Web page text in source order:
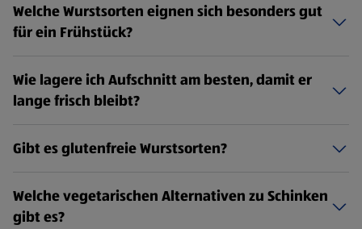
Welche Wurstsorten eignen sich besonders gut
für ein Frühstück?
Wie lagere ich Aufschnitt am besten, damit er
lange frisch bleibt?
Gibt es glutenfreie Wurstsorten?
Welche vegetarischen Alternativen zu Schinken
gibt es?